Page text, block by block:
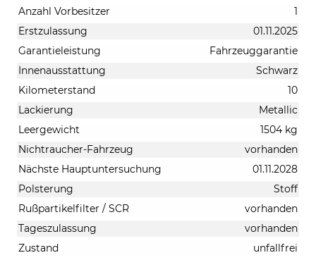
Anzahl Vorbesitzer
1
Erstzulassung
01.11.2025
Garantieleistung
Fahrzeuggarantie
Innenausstattung
Schwarz
Kilometerstand
10
Lackierung
Metallic
Leergewicht
1504 kg
Nichtraucher-Fahrzeug
vorhanden
Nächste Hauptuntersuchung
01.11.2028
Polsterung
Stoff
Rußpartikelfilter / SCR
vorhanden
Tageszulassung
vorhanden
Zustand
unfallfrei